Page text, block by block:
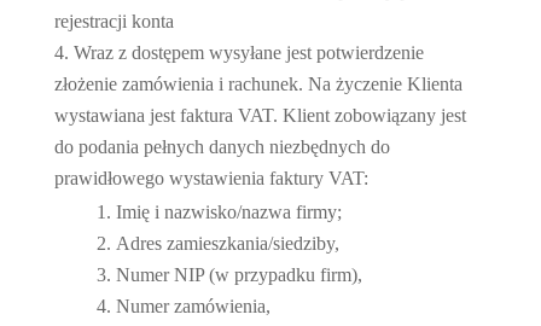
rejestracji konta
Wraz z dostępem wysyłane jest potwierdzenie
złożenie zamówienia i rachunek. Na życzenie Klienta
wystawiana jest faktura VAT. Klient zobowiązany jest
do podania pełnych danych niezbędnych do
prawidłowego wystawienia faktury VAT:
Imię i nazwisko/nazwa firmy;
Adres zamieszkania/siedziby,
Numer NIP (w przypadku firm),
Numer zamówienia,